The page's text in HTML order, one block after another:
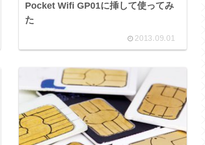
Pocket Wifi GP01に挿して使ってみ
た
2013.09.01